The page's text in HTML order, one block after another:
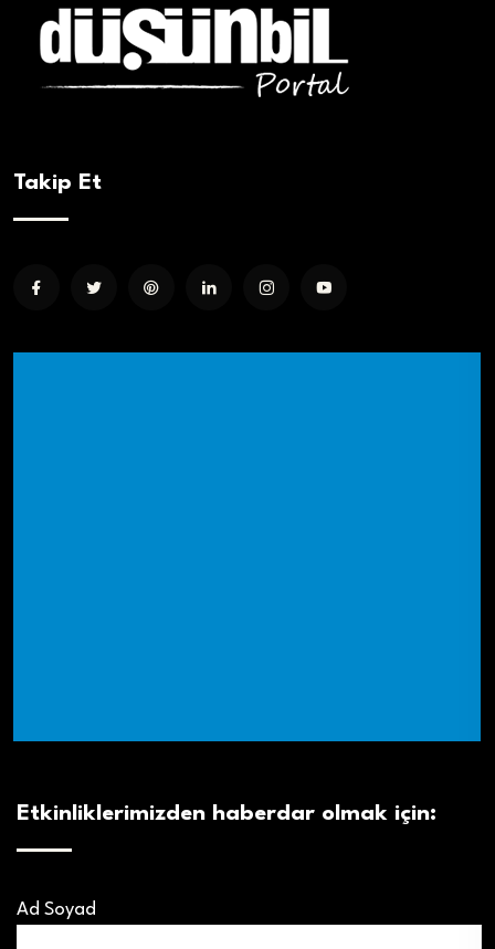
Takip Et
Etkinliklerimizden haberdar olmak için:
Ad Soyad